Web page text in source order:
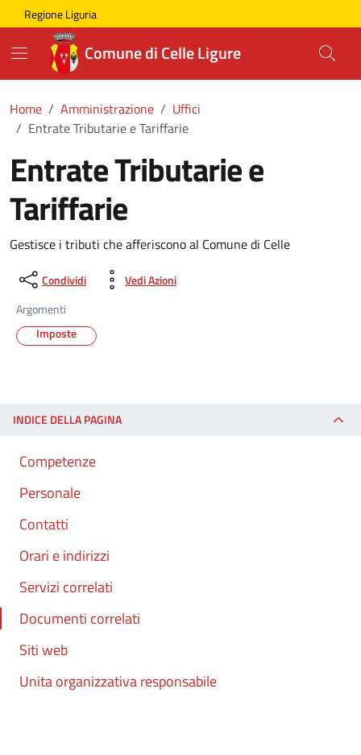
Skip to main content
Comune di Celle Ligure
Regione Liguria
Comune di Celle Ligure
Home Amministrazione
Uffici
Entrate Tributarie e Tariffarie
Entrate Tributarie e
Tariffarie
Gestisce i tributi che afferiscono al Comune di Celle
Condividi
Vedi Azioni
Argomenti
Imposte
INDICE DELLA PAGINA
Competenze
Personale
Contatti
Orari e indirizzi
Servizi correlati
Documenti correlati
Siti web
Unita organizzativa responsabile